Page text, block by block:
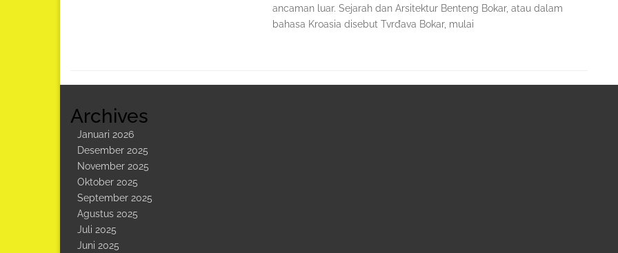
ancaman luar. Sejarah dan Arsitektur Benteng Bokar, atau dalam
bahasa Kroasia disebut Tvrđava Bokar, mulai
Archives
Januari 2026
Desember 2025
November 2025
Oktober 2025
September 2025
Agustus 2025
Juli 2025
Juni 2025